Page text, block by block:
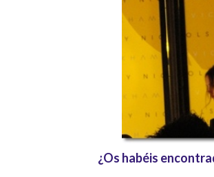
¿Os habéis